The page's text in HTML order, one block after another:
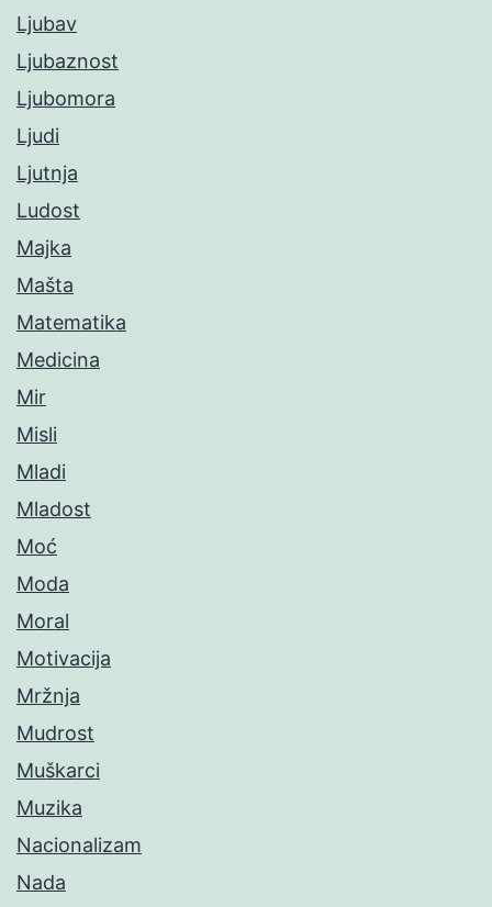
Ljubav
Ljubaznost
Ljubomora
Ljudi
Ljutnja
Ludost
Majka
Mašta
Matematika
Medicina
Mir
Misli
Mladi
Mladost
Moć
Moda
Moral
Motivacija
Mržnja
Mudrost
Muškarci
Muzika
Nacionalizam
Nada